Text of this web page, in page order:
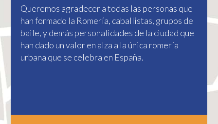
Queremos agradecer a todas las personas que
han formado la Romería, caballistas, grupos de
baile, y demás personalidades de la ciudad que
han dado un valor en alza a la única romería
urbana que se celebra en España.